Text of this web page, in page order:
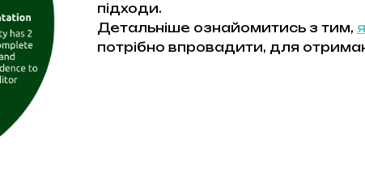
підходи.
Детальніше ознайомитись з тим,
потрібно впровадити, для